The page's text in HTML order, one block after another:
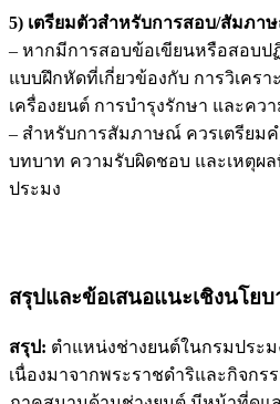
5) เตรียมตัวสำหรับการสอบ/สัมภา
– หากมีการสอบข้อเขียนหรือสอบ
แบบฝึกหัดที่เกี่ยวข้องกับ การวิเคร
เครื่องยนต์ การบำรุงรักษา และคว
– สำหรับการสัมภาษณ์ ควรเตรียม
บทบาท ความรับผิดชอบ และเหตุผ
ประมง
สรุปและข้อเสนอแนะเชิงนโย
สรุป: ตำแหน่งช่างยนต์ในกรมประ
เนื่องมาจากพระราชดำริและกิจกร